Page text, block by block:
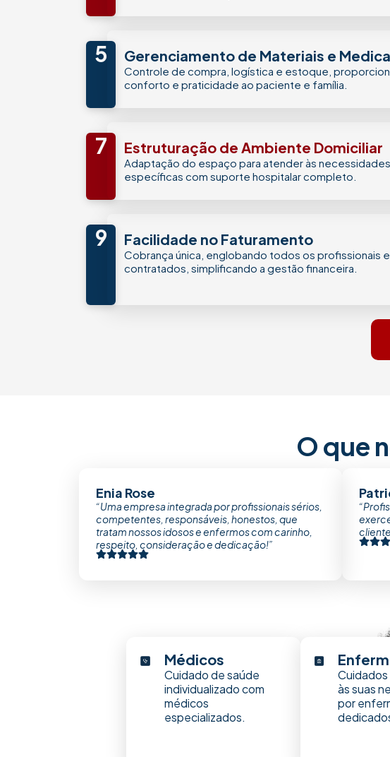
5 Gerenciamento de Materiais e
Controle de compra, logística e estoque,
conforto e praticidade ao paciente e família.
7 Estruturação de Ambiente Domiciliar​
Adaptação do espaço para atender às necessidades
específicas com suporte hospitalar completo.
9 Facilidade no Faturamento
Cobrança única, englobando todos os profissionais
contratados, simplificando a gestão financeira.
O que
Enia Rose
“Uma empresa integrada por profissionais sérios,
competentes, responsáveis, honestos, que
tratam nossos idosos e enfermos com carinho,
respeito, consideração e dedicação!”
Médicos
Cuidado de saúde
individualizado com
médicos
especializados.
às suas
por